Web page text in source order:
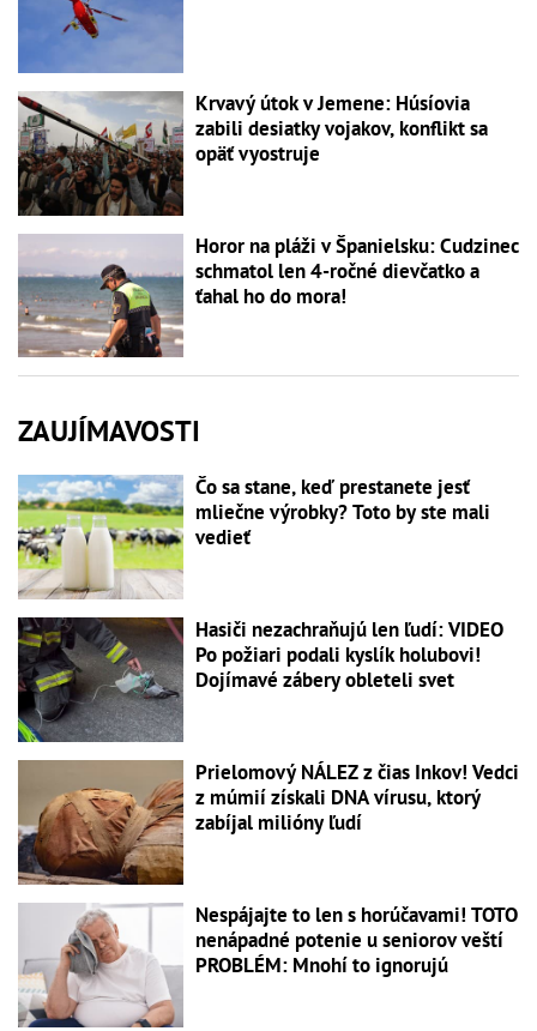
Krvavý útok v Jemene: Húsíovia
zabili desiatky vojakov, konflikt sa
opäť vyostruje
Horor na pláži v Španielsku: Cudzinec
schmatol len 4-ročné dievčatko a
ťahal ho do mora!
ZAUJÍMAVOSTI
Čo sa stane, keď prestanete jesť
mliečne výrobky? Toto by ste mali
vedieť
Hasiči nezachraňujú len ľudí: VIDEO
Po požiari podali kyslík holubovi!
Dojímavé zábery obleteli svet
Prielomový NÁLEZ z čias Inkov! Vedci
z múmií získali DNA vírusu, ktorý
zabíjal milióny ľudí
Nespájajte to len s horúčavami! TOTO
nenápadné potenie u seniorov veští
PROBLÉM: Mnohí to ignorujú